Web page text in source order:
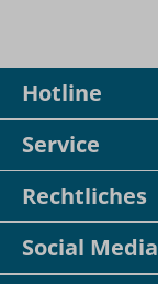
Hotline
Service
Rechtliches
Social Media